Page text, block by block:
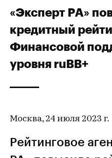
«Эксперт РА»
кредитный
Финансовой
уровня ruBB+
Москва, 24 июля 2023 г.
Рейтинговое